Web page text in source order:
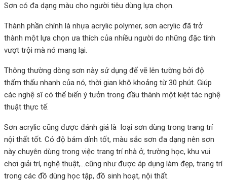
Sơn có đa dạng màu cho người tiêu dùng lựa chọn.
Thành phần chính là nhựa acrylic polymer, sơn acrylic đã trở
thành một lựa chọn ưa thích của nhiều người do những đặc tính
vượt trội mà nó mang lại.
Thông thường dòng sơn này sử dụng để vẽ lên tường bởi độ
thẩm thấu nhanh của nó, thời gian khô khoảng từ 30 phút. Giúp
các nghệ sĩ có thể biến ý tưởn trong đầu thành một kiệt tác nghệ
thuật thực tế.
Sơn acrylic cũng được đánh giá là loại sơn dùng trong trang trí
nội thất tốt. Có độ bám dính tốt, màu sắc sơn đa dạng nên sơn
này chuyên dùng trong việc trang trí nhà ở, trường học, khu vui
chơi giải trí, nghệ thuật,…cũng như được áp dụng làm đẹp, trang trí
trong các đồ dùng học tập, đồ sinh hoạt, nội thất.